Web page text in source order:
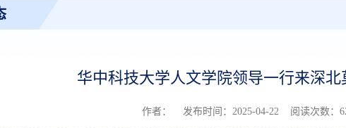
华中科技大学人文学院领导一行来深北
作者： 发布时间：2025-04-22 阅读次数：